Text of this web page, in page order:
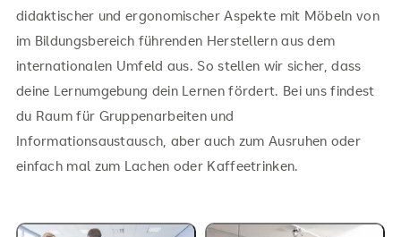
didaktischer und ergonomischer Aspekte mit Möbeln von
im Bildungsbereich führenden Herstellern aus dem
internationalen Umfeld aus. So stellen wir sicher, dass
deine Lernumgebung dein Lernen fördert. Bei uns findest
du Raum für Gruppenarbeiten und
Informationsaustausch, aber auch zum Ausruhen oder
einfach mal zum Lachen oder Kaffeetrinken.